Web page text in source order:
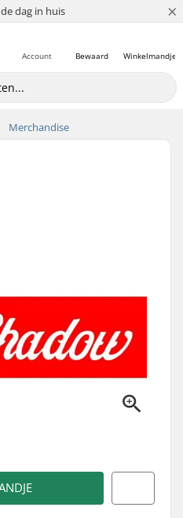
dag in huis
klanten ×
Winkelmandje
Bewaard
Account
Merchandise